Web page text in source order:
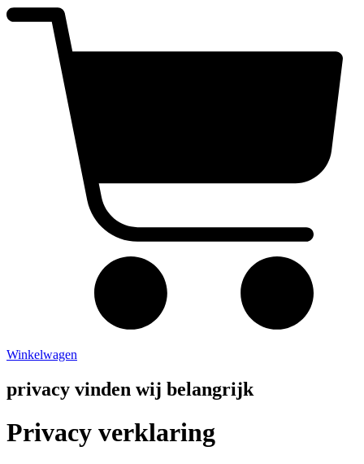
Winkelwagen
privacy vinden wij belangrijk
Privacy verklaring